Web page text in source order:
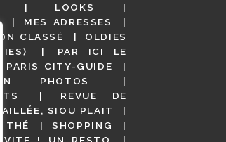
LOOKS
MES ADRESSES
CLASSÉ
OLDIES
PAR ICI LE
PARIS CITY-GUIDE
PHOTOS
REVUE DE
SIOU PLAIT
THÉ
SHOPPING
VITE ! UN RESTO